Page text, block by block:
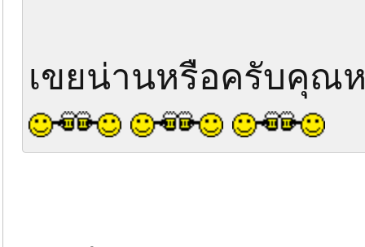
เขยน่านหรือครับคุณ